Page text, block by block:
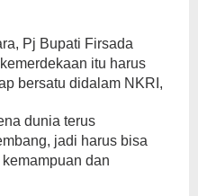
Pj Bupati Firsada
itu harus
bersatu didalam NKRI,
dunia terus
jadi harus bisa
dan